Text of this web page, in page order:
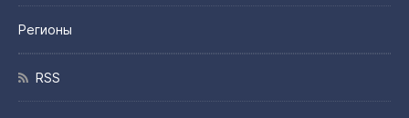
Регионы
RSS